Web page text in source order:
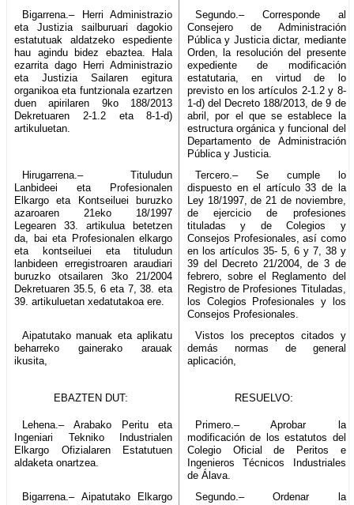
Bigarrena.– Herri Administrazio
eta Justizia sailburuari dagokio
estatutuak aldatzeko espediente
hau agindu bidez ebaztea. Hala
ezarrita dago Herri Administrazio
eta Justizia Sailaren egitura
organikoa eta funtzionala ezartzen
duen apirilaren 9ko 188/2013
Dekretuaren 2-1.2 eta 8-1-d)
artikuluetan.
Segundo.– Corresponde al
Consejero de Administración
Pública y Justicia dictar, mediante
Orden, la resolución del presente
expediente de modificación
estatutaria, en virtud de lo
previsto en los artículos 2-1.2 y 8-
1-d) del Decreto 188/2013, de 9 de
abril, por el que se establece la
estructura orgánica y funcional del
Departamento de Administración
Pública y Justicia.
Hirugarrena.– Tituludun
Lanbideei eta Profesionalen
Elkargo eta Kontseiluei buruzko
azaroaren 21eko 18/1997
Legearen 33. artikulua betetzen
da, bai eta Profesionalen elkargo
eta kontseiluei eta tituludun
lanbideen erregistroaren araudiari
buruzko otsailaren 3ko 21/2004
Dekretuaren 35.5, 6 eta 7, 38. eta
39. artikuluetan xedatutakoa ere.
Tercero.– Se cumple lo
dispuesto en el artículo 33 de la
Ley 18/1997, de 21 de noviembre,
de ejercicio de profesiones
tituladas y de Colegios y
Consejos Profesionales, así como
en los artículos 35- 5, 6 y 7, 38 y
39 del Decreto 21/2004, de 3 de
febrero, sobre el Reglamento del
Registro de Profesiones Tituladas,
los Colegios Profesionales y los
Consejos Profesionales.
Aipatutako manuak eta aplikatu
beharreko gainerako arauak
ikusita,
Vistos los preceptos citados y
demás normas de general
aplicación,
EBAZTEN DUT: RESUELVO:
Lehena.– Arabako Peritu eta
Ingeniari Tekniko Industrialen
Elkargo Ofizialaren Estatutuen
aldaketa onartzea.
Primero.– Aprobar la
modificación de los estatutos del
Colegio Oficial de Peritos e
Ingenieros Técnicos Industriales
de Álava.
Bigarrena.– Aipatutako Elkargo
Segundo.– Ordenar la